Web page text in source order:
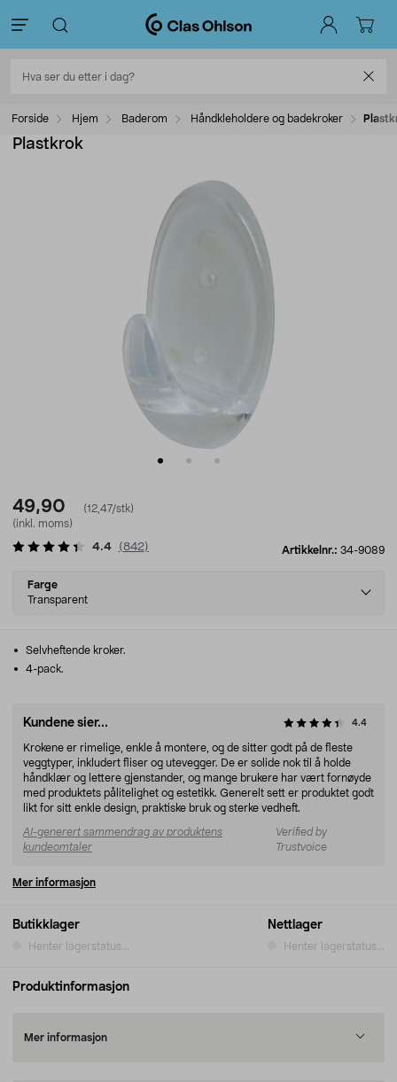
Forside Hjem Baderom Håndkleholdere og badekroker
Plastkrok
49,90
(12,47/stk)
(inkl. moms)
Artikkelnr.: 34-9089
4.4 (842)
Select
variant
Farge
Transparent
Butikklager
Henter lagerstatus...
Nettlager
Henter lagerstatus...
Selvheftende kroker.
4-pack.
Kundene sier... 4.4
Krokene er rimelige, enkle å montere, og de sitter godt på de fleste
veggtyper, inkludert fliser og utevegger. De er solide nok til å holde
håndklær og lettere gjenstander, og mange brukere har vært fornøyde
med produktets pålitelighet og estetikk. Generelt sett er produktet godt
likt for sitt enkle design, praktiske bruk og sterke vedheft.
AI-generert sammendrag av produktens
kundeomtaler
Verified by
Trustvoice
Mer informasjon
Produktinformasjon
Mer informasjon